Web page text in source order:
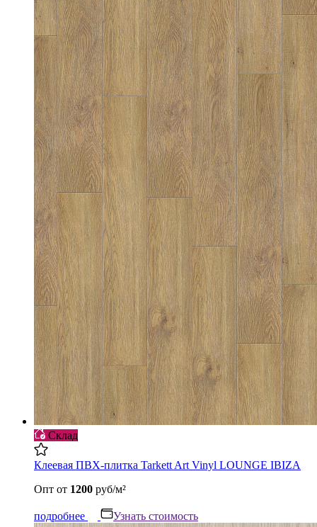
Склад
Клеевая ПВХ-плитка Tarkett Art Vinyl LOUNGE IBIZA
Опт от 1200 руб/м²
подробнее Узнать стоимость